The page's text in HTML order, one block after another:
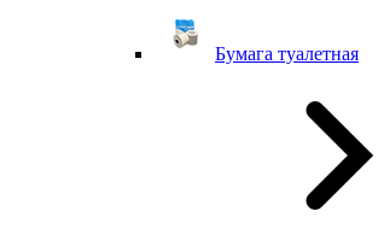
Бумага туалетная